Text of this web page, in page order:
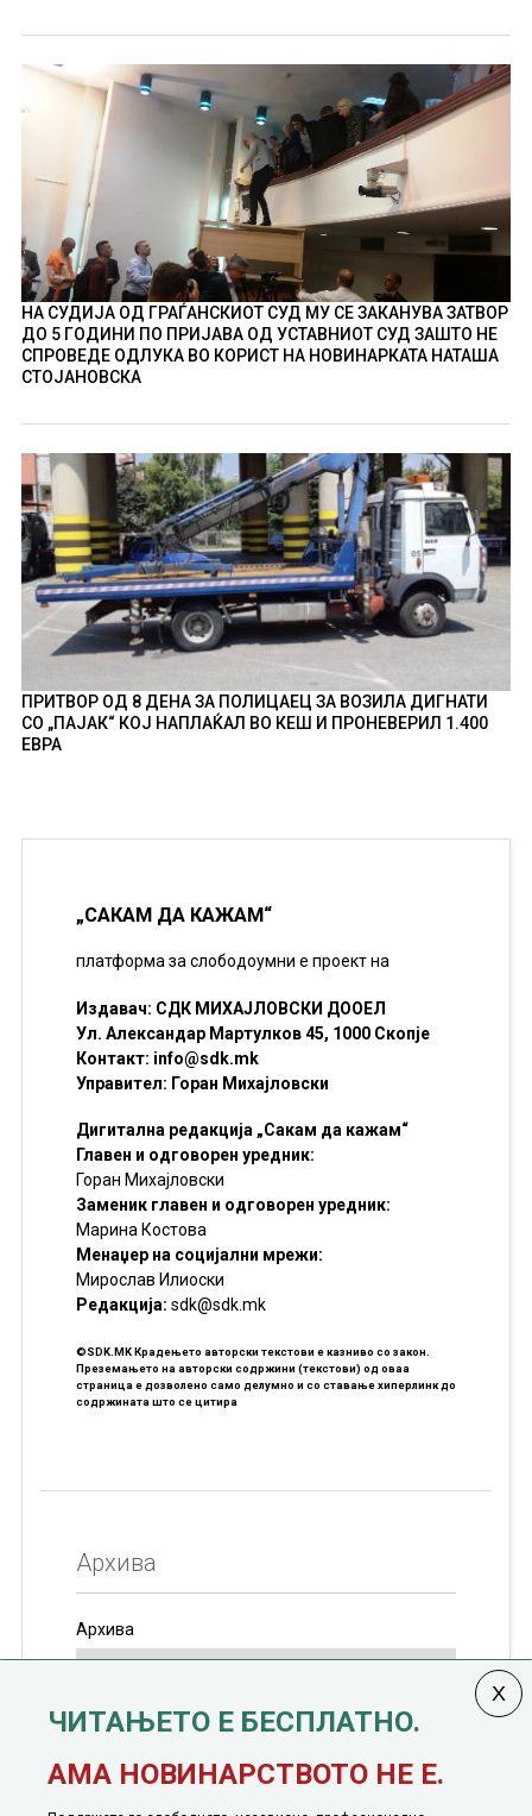
НА СУДИЈА ОД ГРАЃАНСКИОТ СУД МУ СЕ ЗАКАНУВА ЗАТВОР
ДО 5 ГОДИНИ ПО ПРИЈАВА ОД УСТАВНИОТ СУД ЗАШТО НЕ
СПРОВЕДЕ ОДЛУКА ВО КОРИСТ НА НОВИНАРКАТА НАТАША
СТОЈАНОВСКА
ПРИТВОР ОД 8 ДЕНА ЗА ПОЛИЦАЕЦ ЗА ВОЗИЛА ДИГНАТИ
СО „ПАЈАК“ КОЈ НАПЛАЌАЛ ВО КЕШ И ПРОНЕВЕРИЛ 1.400
ЕВРА
„САКАМ ДА КАЖАМ“
платформа за слободоумни е проект на
Издавач: СДК МИХАЈЛОВСКИ ДООЕЛ
Ул. Александар Мартулков 45, 1000 Скопје
Контакт: info@sdk.mk
Управител: Горан Михајловски
Дигитална редакција „Сакам да кажам“
Главен и одговорен уредник:
Горан Михајловски
Заменик главен и одговорен уредник:
Марина Костова
Менаџер на социјални мрежи:
Мирослав Илиоски
Редакцијa: sdk@sdk.mk
©SDK.MK Крадењето авторски текстови е казниво со закон.
Преземањето на авторски содржини (текстови) од оваа
страница е дозволено само делумно и со ставање хиперлинк до
содржината што се цитира
Архива
Архива
јануари, 1991 година
ЧИТАЊЕТО Е БЕСПЛАТНО.
АМА НОВИНАРСТВОТО НЕ Е.